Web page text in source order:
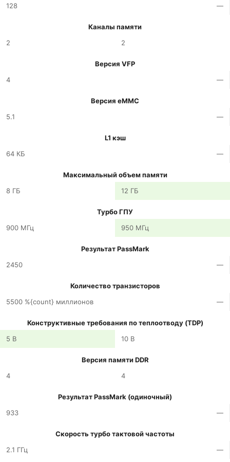
128
—
Каналы памяти
2
2
Версия VFP
4
—
Версия eMMC
5.1
—
L1 кэш
64 КБ
—
Максимальный объем памяти
8 ГБ
12 ГБ
Турбо ГПУ
900 МГц
950 МГц
Результат PassMark
2450
—
Количество транзисторов
5500 %{count} миллионов
—
Конструктивные требования по теплоотводу (TDP)
5 В
10 В
Версия памяти DDR
4
4
Результат PassMark (одиночный)
933
—
Скорость турбо тактовой частоты
2.1 ГГц
—